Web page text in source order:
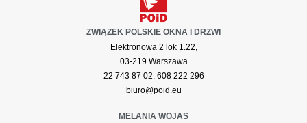
ZWIĄZEK POLSKIE OKNA I DRZWI
Elektronowa 2 lok 1.22,
03-219 Warszawa
22 743 87 02, 608 222 296
biuro@poid.eu
MELANIA WOJAS